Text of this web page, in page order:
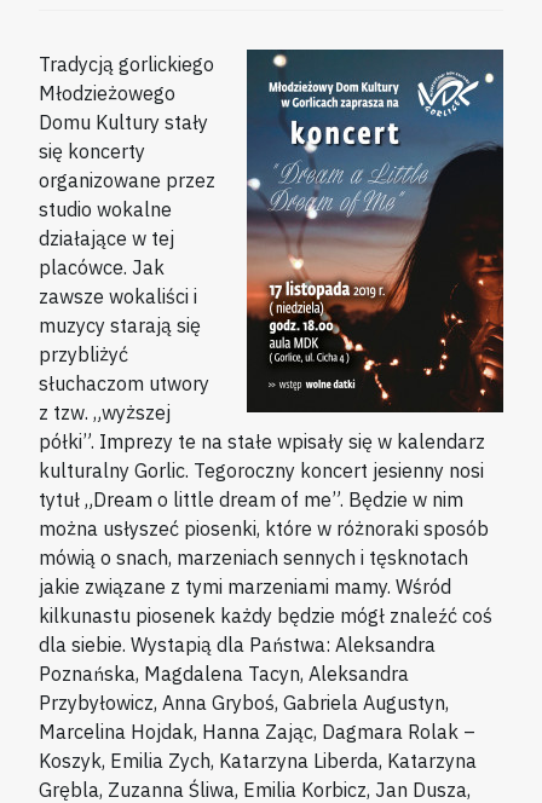
Tradycją gorlickiego
Młodzieżowego
Domu Kultury stały
się koncerty
organizowane przez
studio wokalne
działające w tej
placówce. Jak
zawsze wokaliści i
muzycy starają się
przybliżyć
słuchaczom utwory
z tzw. „wyższej
półki”. Imprezy te na stałe wpisały się w kalendarz
kulturalny Gorlic. Tegoroczny koncert jesienny nosi
tytuł „Dream o little dream of me”. Będzie w nim
można usłyszeć piosenki, które w różnoraki sposób
mówią o snach, marzeniach sennych i tęsknotach
jakie związane z tymi marzeniami mamy. Wśród
kilkunastu piosenek każdy będzie mógł znaleźć coś
dla siebie. Wystapią dla Państwa: Aleksandra
Poznańska, Magdalena Tacyn, Aleksandra
Przybyłowicz, Anna Gryboś, Gabriela Augustyn,
Marcelina Hojdak, Hanna Zając, Dagmara Rolak –
Koszyk, Emilia Zych, Katarzyna Liberda, Katarzyna
Grębla, Zuzanna Śliwa, Emilia Korbicz, Jan Dusza,